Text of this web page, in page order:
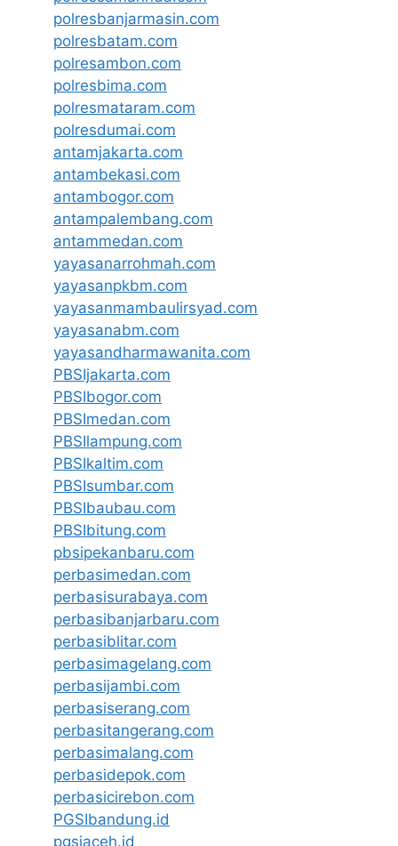
polresbanjarmasin.com
polresbatam.com
polresambon.com
polresbima.com
polresmataram.com
polresdumai.com
antamjakarta.com
antambekasi.com
antambogor.com
antampalembang.com
antammedan.com
yayasanarrohmah.com
yayasanpkbm.com
yayasanmambaulirsyad.com
yayasanabm.com
yayasandharmawanita.com
PBSIjakarta.com
PBSIbogor.com
PBSImedan.com
PBSIlampung.com
PBSIkaltim.com
PBSIsumbar.com
PBSIbaubau.com
PBSIbitung.com
pbsipekanbaru.com
perbasimedan.com
perbasisurabaya.com
perbasibanjarbaru.com
perbasiblitar.com
perbasimagelang.com
perbasijambi.com
perbasiserang.com
perbasitangerang.com
perbasimalang.com
perbasidepok.com
perbasicirebon.com
PGSIbandung.id
pgsiaceh.id